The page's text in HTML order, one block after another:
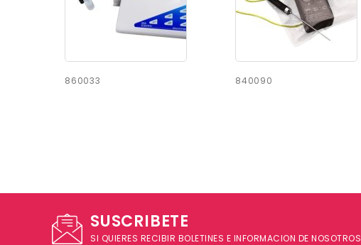
860033 840090
SUSCRIBETE
SI QUIERES RECIBIR BOLETINES E INFORMACION DE NOSOTROS